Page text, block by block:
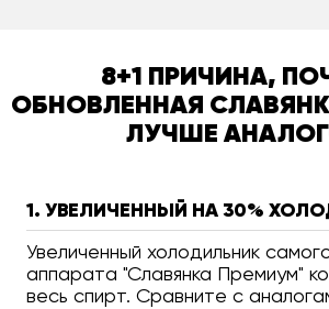
8+1 ПРИЧИНА,
ОБНОВЛЕННАЯ
ЛУЧШЕ
1. УВЕЛИЧЕННЫЙ НА 30%
Увеличенный холодильник
аппарата "Славянка Премиум"
весь спирт. Сравните с